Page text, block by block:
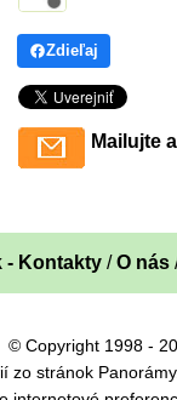
Zdieľaj
Mailujte
- Kontakty/O nás
© Copyright 1998 -
stránok